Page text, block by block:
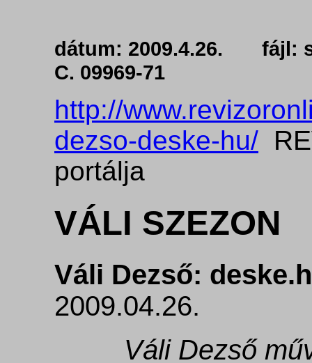
dátum: 2009.4.26.
C. 09969-71
http://
dezso-deske-hu/
portálja
VÁLI SZEZON
Váli Dezső:
2009.04.26.
Váli Dezső